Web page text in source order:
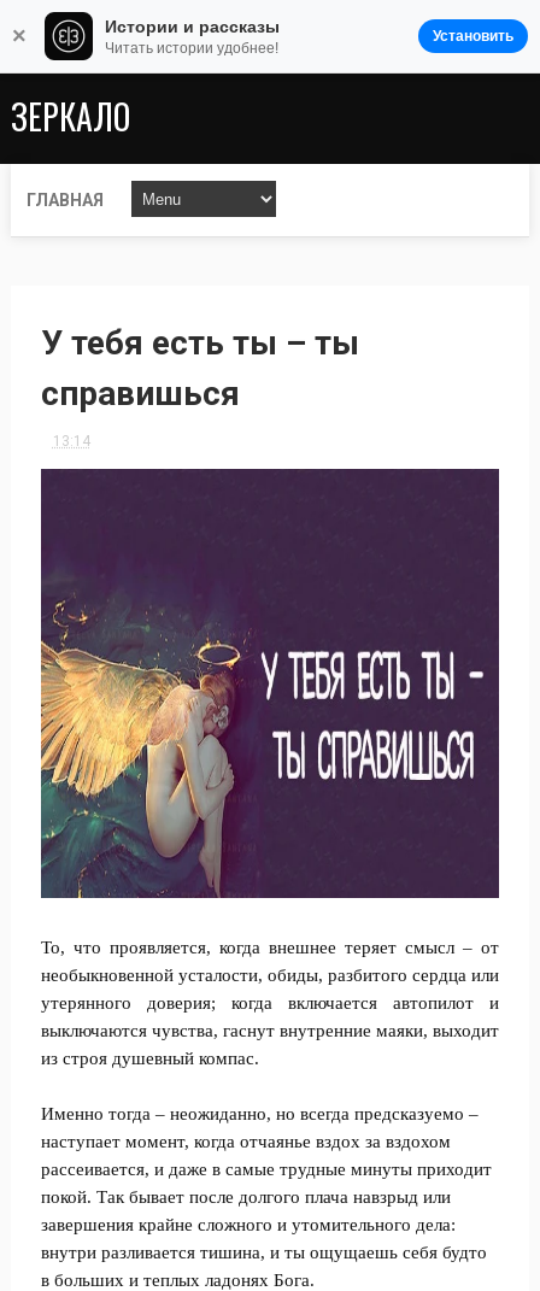
ЗЕРКАЛО
ГЛАВНАЯ
У тебя есть ты – ты
справишься
13:14
То, что проявляется, когда внешнее теряет смысл – от
необыкновенной усталости, обиды, разбитого сердца или
утерянного доверия; когда включается автопилот и
выключаются чувства, гаснут внутренние маяки, выходит
из строя душевный компас.
Именно тогда – неожиданно, но всегда предсказуемо –
наступает момент, когда отчаянье вздох за вздохом
рассеивается, и даже в самые трудные минуты приходит
покой. Так бывает после долгого плача навзрыд или
завершения крайне сложного и утомительного дела:
внутри разливается тишина, и ты ощущаешь себя будто
в больших и теплых ладонях Бога.
× Истории и рассказы
Читать истории удобнее!
Установить